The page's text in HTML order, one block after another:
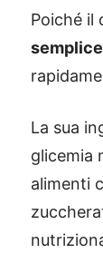
Poiché il
semplice
La sua
glicemia
alimenti